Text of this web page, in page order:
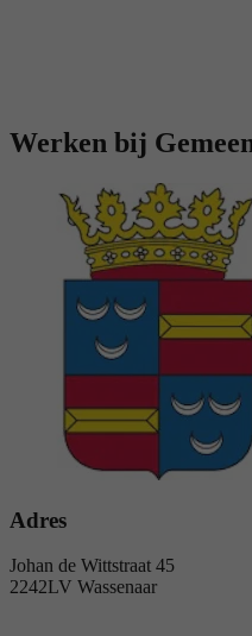
Werken bij
Adres
Johan de Wittstraat 45
2242LV Wassenaar